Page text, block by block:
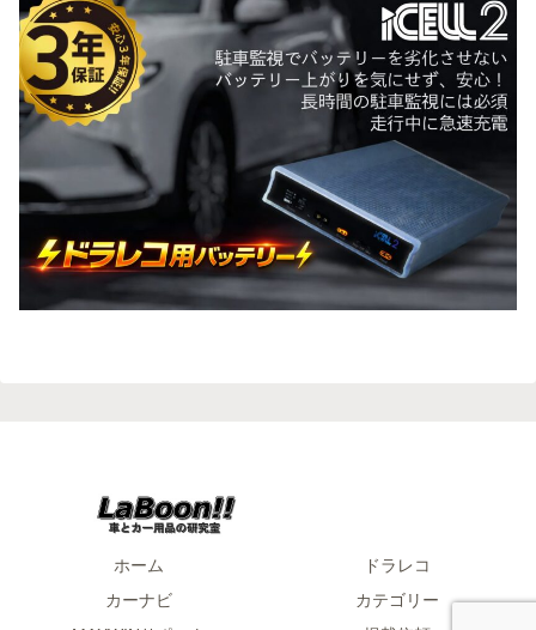
ホーム
ドラレコ
カーナビ
カテゴリー